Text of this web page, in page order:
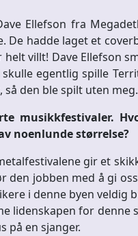
Ellefson fra
De hadde laget et
villt! Dave Ellefson
egentlig spille
den ble spilt uten
musikkfestivaler.
noenlunde størrelse?
gir et
den jobben med å gi
i denne byen veldig
lidenskapen for denne
på en sjanger.